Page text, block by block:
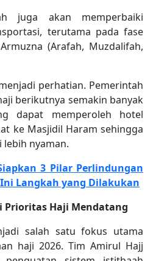
juga akan memperbaiki
terutama pada fase
(Arafah, Muzdalifah,
perhatian. Pemerintah
berikutnya semakin banyak
dapat memperoleh hotel
ke Masjidil Haram sehingga
nyaman.
3 Pilar Perlindungan
Langkah yang Dilakukan
Prioritas Haji Mendatang
salah satu fokus utama
haji 2026. Tim Amirul Hajj